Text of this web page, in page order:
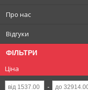
Про нас
Відгуки
ФІЛЬТРИ
Ціна